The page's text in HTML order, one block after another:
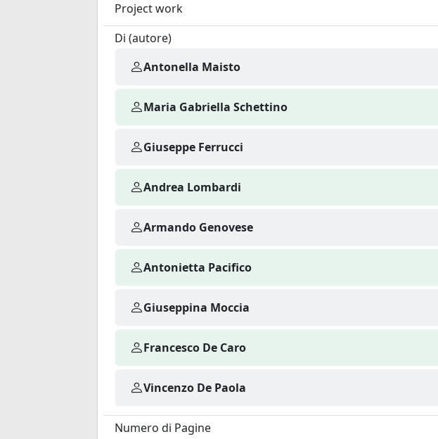
Project work
Di (autore)
Antonella Maisto
Maria Gabriella Schettino
Giuseppe Ferrucci
Andrea Lombardi
Armando Genovese
Antonietta Pacifico
Giuseppina Moccia
Francesco De Caro
Vincenzo De Paola
Numero di Pagine